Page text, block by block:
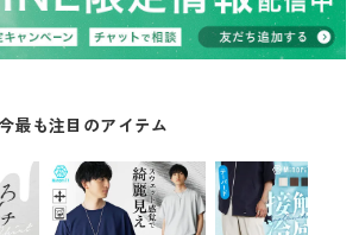
最も注目のアイテム